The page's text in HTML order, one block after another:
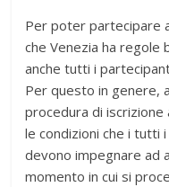
Per poter partecipare
che Venezia ha regole
anche tutti i
Per questo in genere,
procedura di
le condizioni che i tutti i
devono impegnare
momento in cui si